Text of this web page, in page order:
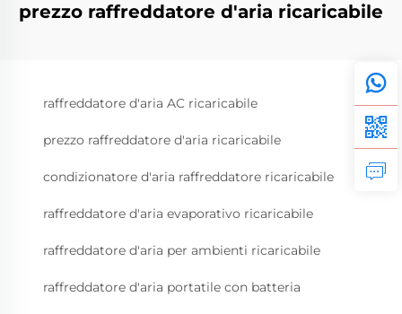
prezzo raffreddatore d'aria ricaricabile
raffreddatore d'aria AC ricaricabile
prezzo raffreddatore d'aria ricaricabile
condizionatore d'aria raffreddatore ricaricabile
raffreddatore d'aria evaporativo ricaricabile
raffreddatore d'aria per ambienti ricaricabile
raffreddatore d'aria portatile con batteria